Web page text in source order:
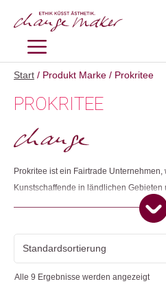
Inhalt
MENÜ
Start / Produkt Marke / Prokritee
PROKRITEE
Prokritee ist ein Fairtrade
Kunstschaffende in ländlichen Gebieten
verwendet das Unternehmen
Juteabfälle, Seide, handgemachtes
Non-Profit-Organisation steht als
hinter den Werten von fairem Handel
Alle 9 Ergebnisse werden angezeigt